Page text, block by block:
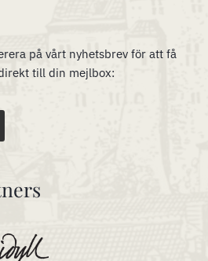
på vårt nyhetsbrev för att få
till din mejlbox: